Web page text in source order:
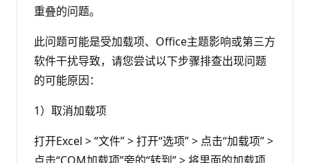
重叠的问题。
此问题可能是受加载项、Office主题影响或第三方
软件干扰导致，请您尝试以下步骤排查出现问题
的可能原因：
1）取消加载项
打开Excel > “文件” > 打开“选项” > 点击“加载项” >
点击“COM加载项”旁的“转到” > 将里面的加载项